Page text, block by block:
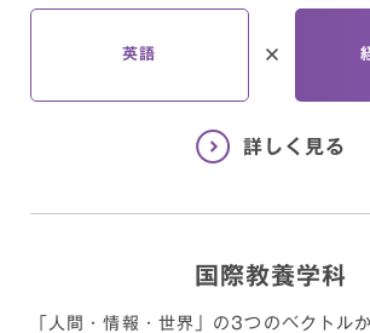
英語
国際教養学科
「人間・情報・世界」の3つのベクトル